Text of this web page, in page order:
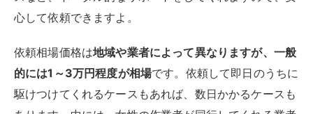
心して依頼できますよ。
依頼相場価格は地域や業者によって異なりますが、一般
的には1～3万円程度が相場です。依頼して即日のうちに
駆けつけてくれるケースもあれば、数日かかるケースも